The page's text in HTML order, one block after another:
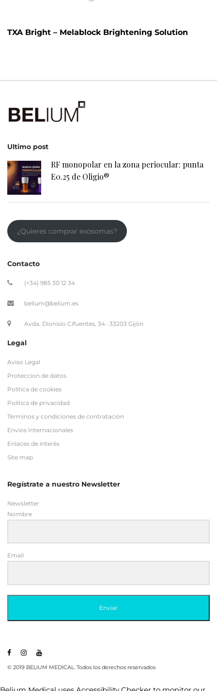
TXA Bright – Melablock Brightening Solution
Ultimo post
RF monopolar en la zona periocular: punta
E0.25 de Oligio®
¿Quieres comprar exosomas?
Contacto
(+34) 985 30 12 34
belium@belium.es
Avda. Dionisio Cifuentes, 34 · 33203 Gijón
Legal
Aviso Legal
Proteccion de datos
Politica de cookies
Politica de privacidad
Términos y condiciones de contratación
Envios Internacionales
Enlaces de interés
Site map
Regístrate a nuestro Newsletter
Newsletter
Nombre
Email
Enviar
© 2019 BELIUM MEDICAL. Todos los derechos reservados